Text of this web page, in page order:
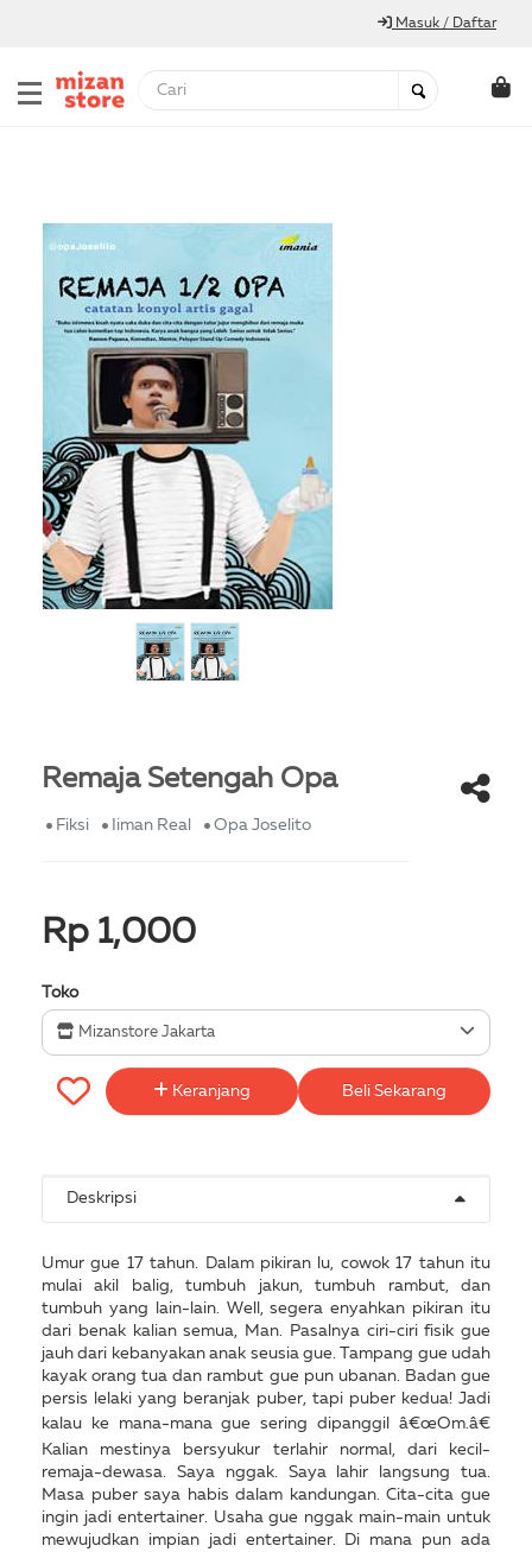
Masuk / Daftar
Remaja Setengah Opa
Fiksi Iiman Real Opa Joselito
Rp 1,000
Toko
Mizanstore Jakarta
Keranjang Beli Sekarang
Deskripsi
Umur gue 17 tahun. Dalam pikiran lu, cowok 17 tahun itu
mulai akil balig, tumbuh jakun, tumbuh rambut, dan
tumbuh yang lain-lain. Well, segera enyahkan pikiran itu
dari benak kalian semua, Man. Pasalnya ciri-ciri fisik gue
jauh dari kebanyakan anak seusia gue. Tampang gue udah
kayak orang tua dan rambut gue pun ubanan. Badan gue
persis lelaki yang beranjak puber, tapi puber kedua! Jadi
kalau ke mana-mana gue sering dipanggil â€œOm.â€
Kalian mestinya bersyukur terlahir normal, dari kecil-
remaja-dewasa. Saya nggak. Saya lahir langsung tua.
Masa puber saya habis dalam kandungan. Cita-cita gue
ingin jadi entertainer. Usaha gue nggak main-main untuk
mewujudkan impian jadi entertainer. Di mana pun ada